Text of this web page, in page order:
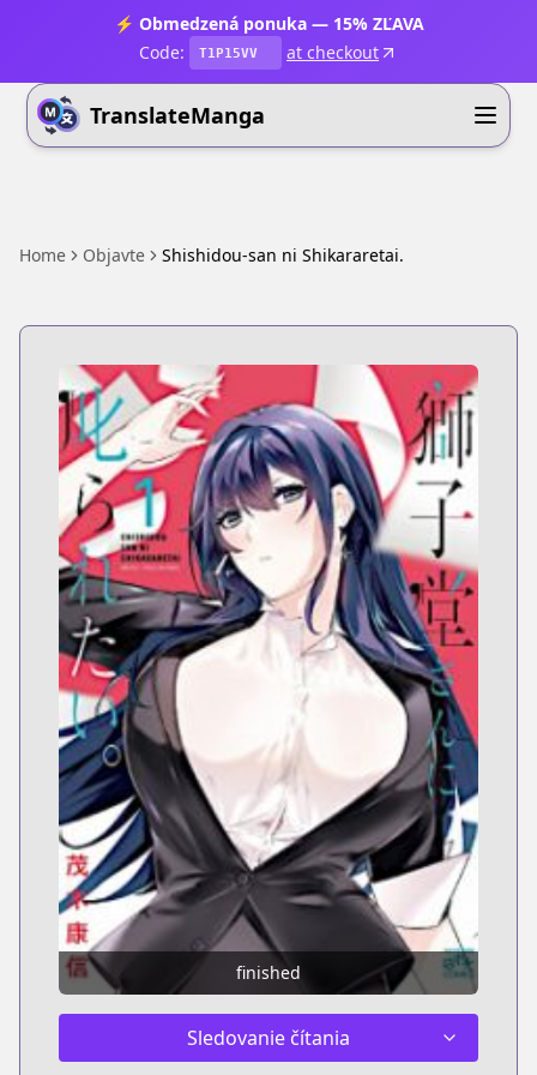
⚡ Obmedzená ponuka — 15% ZĽAVA
Code:
T1P15VV at checkout
TranslateManga
Home Objavte Shishidou-san ni Shikararetai.
finished
Sledovanie čítania